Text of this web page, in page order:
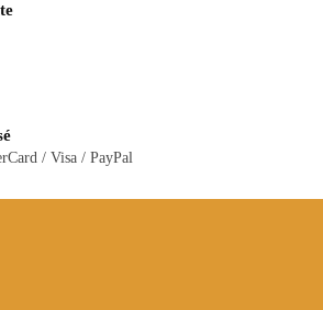
page
/ Visa / PayPal